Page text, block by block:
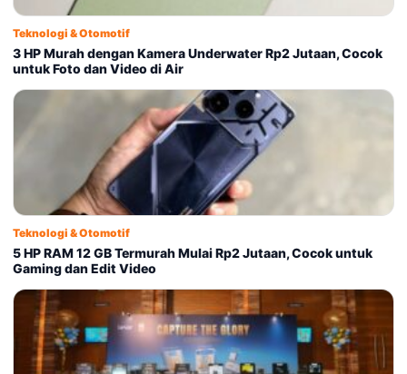
Teknologi & Otomotif
3 HP Murah dengan Kamera Underwater Rp2 Jutaan, Cocok
untuk Foto dan Video di Air
Teknologi & Otomotif
5 HP RAM 12 GB Termurah Mulai Rp2 Jutaan, Cocok untuk
Gaming dan Edit Video